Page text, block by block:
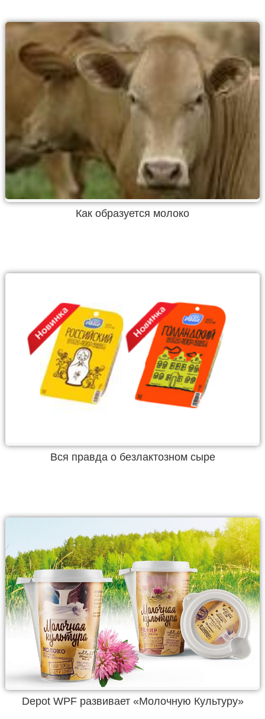
Как образуется молоко
Вся правда о безлактозном сыре
Depot WPF развивает «Молочную Культуру»